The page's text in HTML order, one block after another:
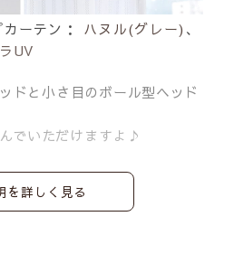
ーテン： ハヌル(グレー) 、
UV
ドと小さ目のボール型ヘッド
でいただけますよ♪
を詳しく見る